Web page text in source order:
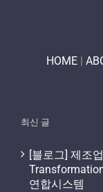
HOME
최신 글
[블로그] 제조
연합시스템